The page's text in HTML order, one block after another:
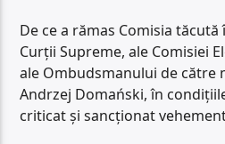
De ce a rămas Comisia
Curții Supreme, ale Comisiei
ale Ombudsmanului de către
Andrzej Domański, în
criticat și sancționat